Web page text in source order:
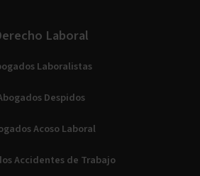
Laboral
Laboralistas
Despidos
Acoso Laboral
Accidentes de Trabajo